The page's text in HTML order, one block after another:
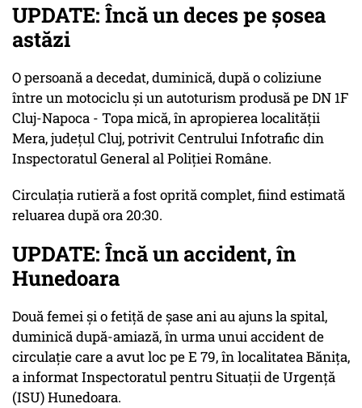
UPDATE: Încă un deces pe șosea
astăzi
O persoană a decedat, duminică, după o coliziune
între un motociclu şi un autoturism produsă pe DN 1F
Cluj-Napoca - Topa mică, în apropierea localităţii
Mera, judeţul Cluj, potrivit Centrului Infotrafic din
Inspectoratul General al Poliţiei Române.
Circulaţia rutieră a fost oprită complet, fiind estimată
reluarea după ora 20:30.
UPDATE: Încă un accident, în
Hunedoara
Două femei şi o fetiţă de şase ani au ajuns la spital,
duminică după-amiază, în urma unui accident de
circulaţie care a avut loc pe E 79, în localitatea Băniţa,
a informat Inspectoratul pentru Situaţii de Urgenţă
(ISU) Hunedoara.